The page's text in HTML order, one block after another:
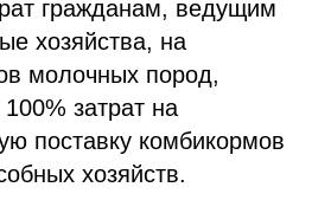
гражданам, ведущим
хозяйства, на
молочных пород,
затрат на
поставку комбикормов
хозяйств.